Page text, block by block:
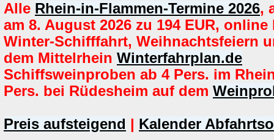
Alle Rhein-in-Flammen-Termine 2026,
am 8. August 2026 zu 194 EUR, online
Winter-Schifffahrt, Weihnachtsfeiern
dem Mittelrhein Winterfahrplan.de
Schiffsweinproben ab 4 Pers. im
Pers. bei Rüdesheim auf dem
Preis aufsteigend | Kalender